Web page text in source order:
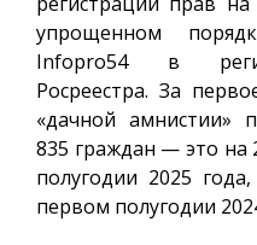
упрощенном
Infopro54в
Росреестра. За
«дачной амнистии»
835 граждан — это
полугодии 2025
первом полугодии